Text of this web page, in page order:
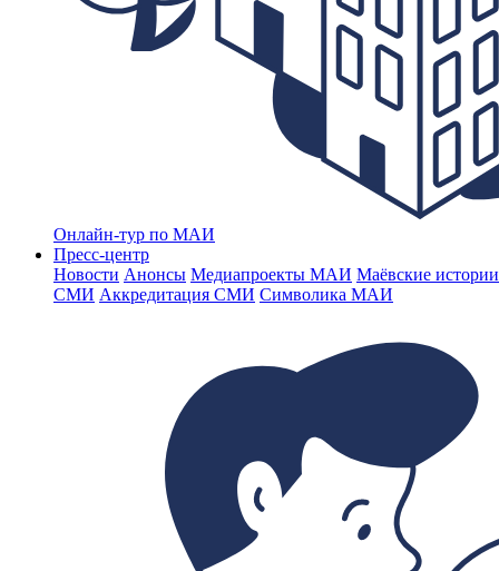
Онлайн-тур по МАИ
Пресс-центр
Новости Анонсы Медиапроекты МАИ Маёвские
СМИ Аккредитация СМИ Символика МАИ